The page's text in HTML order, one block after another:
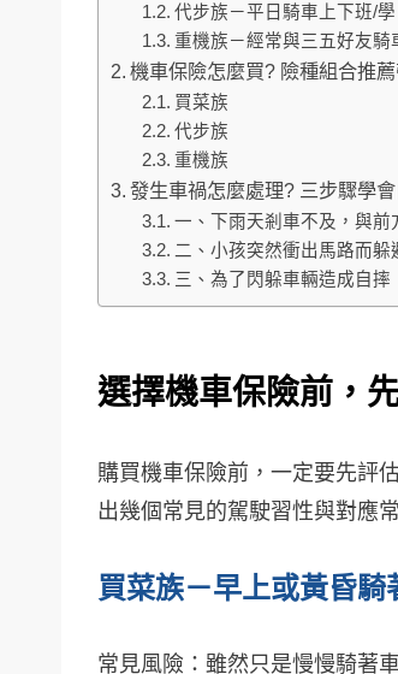
代步族－平日騎車上下班/
重機族－經常與三五好友
機車保險怎麼買? 險種組合推
買菜族
代步族
重機族
發生車禍怎麼處理? 三步驟學
一、下雨天剎車不及，與前
二、小孩突然衝出馬路而躲
三、為了閃躲車輛造成自摔
選擇機車保險前，
購買機車保險前，一定要先評
出幾個常見的駕駛習性與對應
買菜族－早上或黃昏
常見風險：雖然只是慢慢騎著